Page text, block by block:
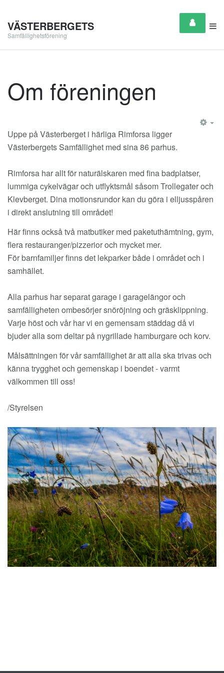
VÄSTERBERGETS
Samfällighetsförening
Om föreningen
Uppe på Västerberget i härliga Rimforsa ligger
Västerbergets Samfällighet med sina 86 parhus.
Rimforsa har allt för naturälskaren med fina badplatser,
lummiga cykelvägar och utflyktsmål såsom Trollegater och
Klevberget. Dina motionsrundor kan du göra i elljusspåren
i direkt anslutning till området!
Här finns också två matbutiker med paketuthämtning, gym,
flera restauranger/pizzerior och mycket mer.
För barnfamiljer finns det lekparker både i området och i
samhället.
Alla parhus har separat garage i garagelängor och
samfälligheten ombesörjer snöröjning och gräsklippning.
Varje höst och vår har vi en gemensam städdag då vi
bjuder alla som deltar på nygrillade hamburgare och korv.
Målsättningen för vår samfällighet är att alla ska trivas och
känna trygghet och gemenskap i boendet - varmt
välkommen till oss!
/Styrelsen